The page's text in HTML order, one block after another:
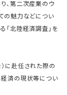
、第二次産業のウ
の魅力などについ
「北陸経済調査」を
に赴任された際の
経済の現状等につい